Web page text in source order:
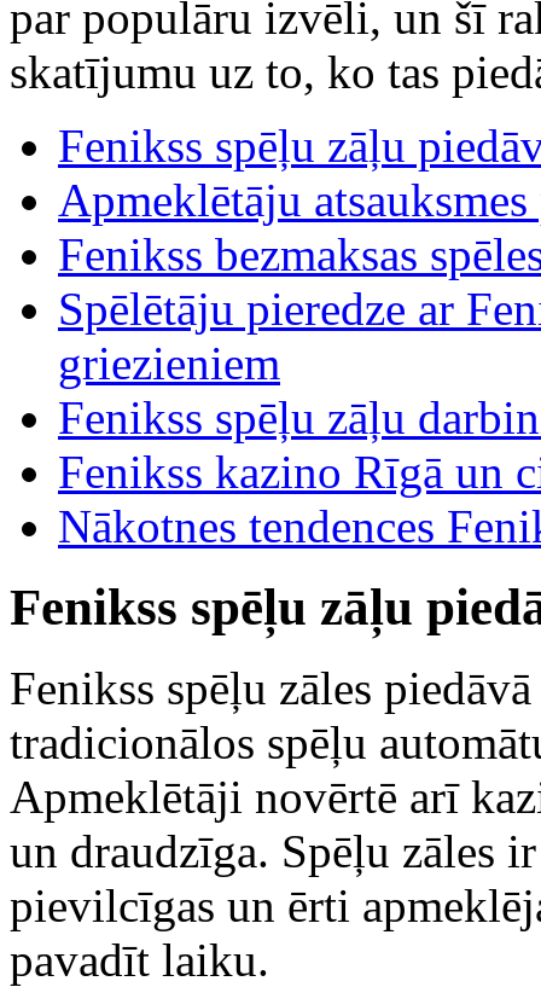
par populāru izvēli, un šī
skatījumu uz to, ko tas
Fenikss spēļu zāļu
Apmeklētāju
Fenikss bezmaksas
Spēlētāju pieredze ar
griezieniem
Fenikss spēļu zāļu
Fenikss kazino Rīgā un
Nākotnes tendences
Fenikss spēļu zāļu
Fenikss spēļu zāles
tradicionālos spēļu
Apmeklētāji novērtē arī
un draudzīga. Spēļu zāles
pievilcīgas un ērti
pavadīt laiku.